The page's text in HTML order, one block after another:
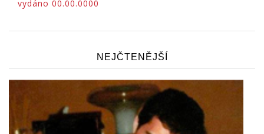
vydáno 00.00.0000
NEJČTENĚJŠÍ